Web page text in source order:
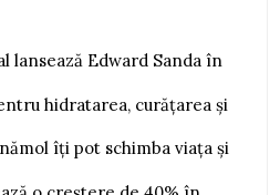
lansează Edward Sanda în
hidratarea, curățarea și
îți pot schimba viața și